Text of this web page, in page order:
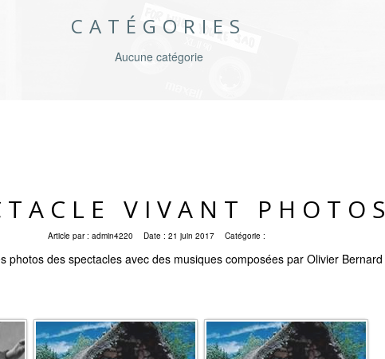
CATÉGORIES
Aucune catégorie
VIVANT PHOTOS
Article par : admin4220 Date : 21 juin 2017 Catégorie :
photos des spectacles avec des musiques composées par Olivier Bernard